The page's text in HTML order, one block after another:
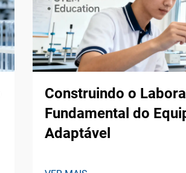
Construindo o
Fundamental do
Adaptável